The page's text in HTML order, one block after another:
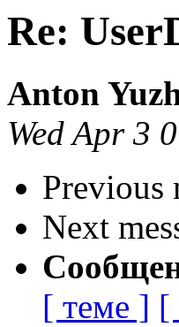
Re:
Anton
Wed Apr 3
Previous
Next
[ теме ] [